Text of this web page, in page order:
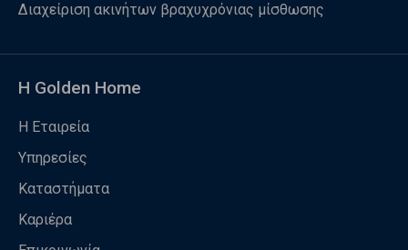
Διαχείριση ακινήτων βραχυχρόνιας μίσθωσης
Η Golden Home
Η Εταιρεία
Υπηρεσίες
Καταστήματα
Καριέρα